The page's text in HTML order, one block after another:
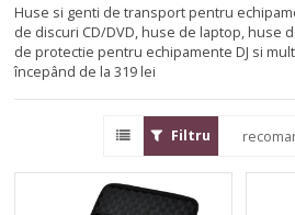
Huse si genti de transport pentru
de discuri CD/DVD, huse de laptop, huse
de protectie pentru echipamente DJ si
începând de la 319 lei
Filtru